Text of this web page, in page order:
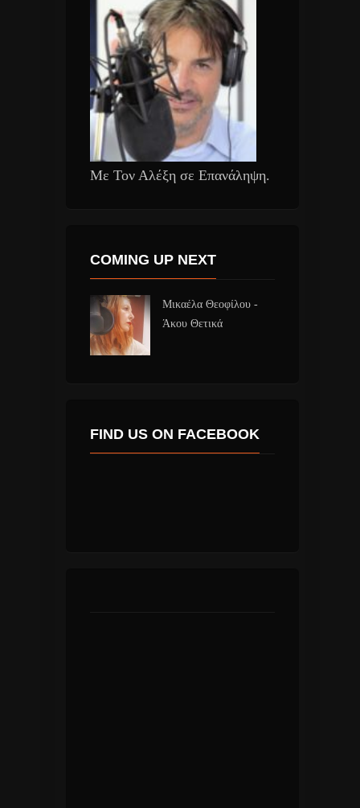
Με Τον Αλέξη σε Επανάληψη.
COMING UP NEXT
Μικαέλα Θεοφίλου -
Άκου Θετικά
FIND US ON FACEBOOK